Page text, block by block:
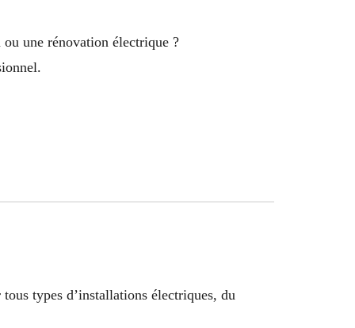
une rénovation électrique ?
types d’installations électriques, du